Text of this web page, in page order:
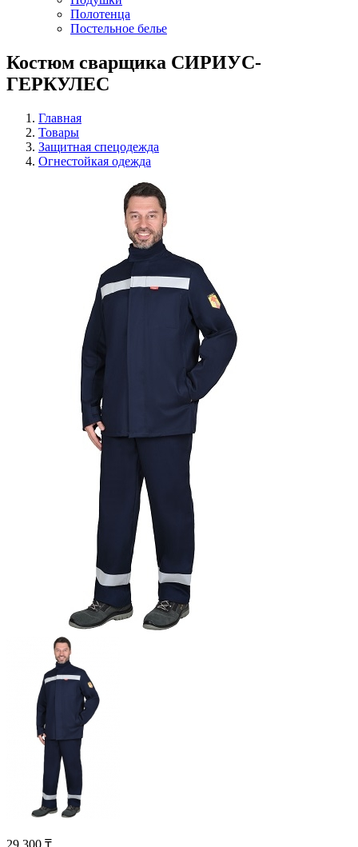
Полотенца
Постельное белье
Костюм сварщика СИРИУС-
ГЕРКУЛЕС
Главная
Товары
Защитная спецодежда
Огнестойкая одежда
29 300 ₸